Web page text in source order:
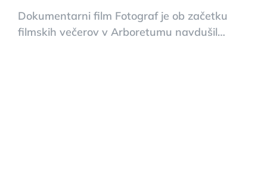
Dokumentarni film Fotograf je ob začetku
filmskih večerov v Arboretumu navdušil…